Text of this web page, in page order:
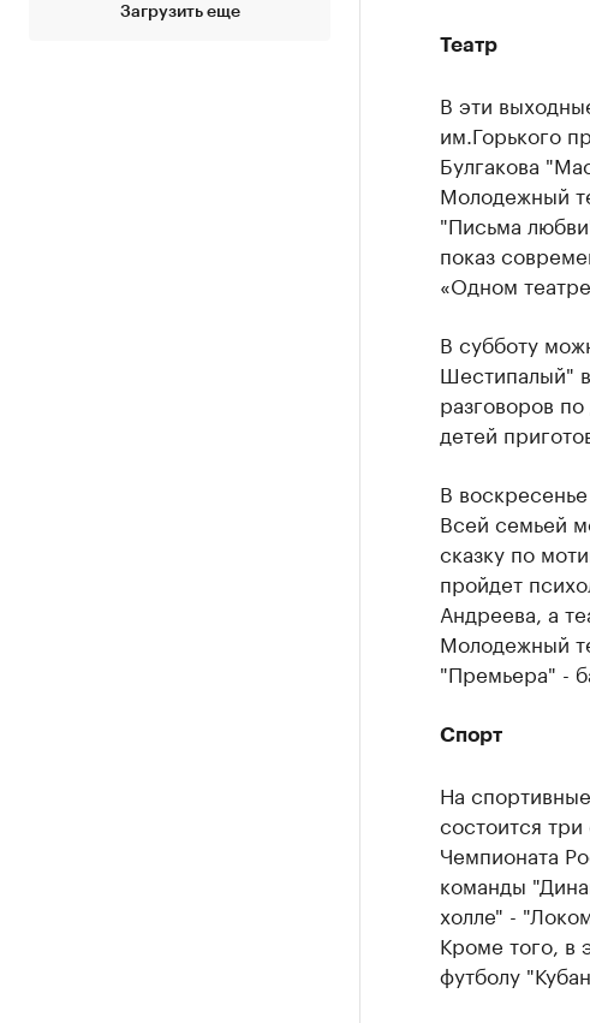
Загрузить еще
Театр
В эти
им.Горького
Булгакова
Молодежный
"Письма
показ
«Одном
В субботу
Шестипалый"
разговоров
детей
В
Всей семьей
сказку по
пройдет
Андреева, а
Молодежный
"Премьера" -
Спорт
На
состоится
Чемпионата
команды
холле" -
Кроме того, в
футболу